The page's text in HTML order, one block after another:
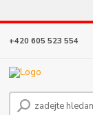
+420 605 523 554